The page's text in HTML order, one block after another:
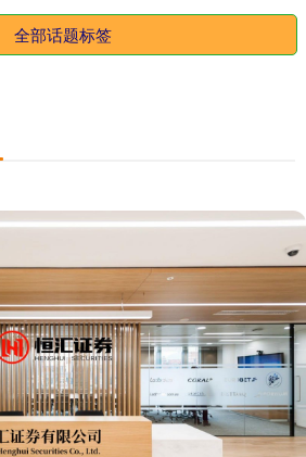
全部话题标签